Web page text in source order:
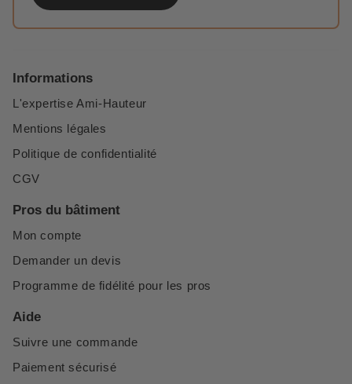
Informations
L'expertise Ami-Hauteur
Mentions légales
Politique de confidentialité
CGV
Pros du bâtiment
Mon compte
Demander un devis
Programme de fidélité pour les pros
Aide
Suivre une commande
Paiement sécurisé